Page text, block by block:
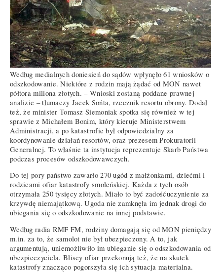
Według medialnych doniesień do sądów wpłynęło 61 wniosków o
odszkodowanie. Niektóre z rodzin mają żądać od MON nawet
półtora miliona złotych. – Wnioski zostaną poddane prawnej
analizie – tłumaczy Jacek Sońta, rzecznik resortu obrony. Dodał
też, że minister Tomasz Siemoniak spotka się również w tej
sprawie z Michałem Bonim, który kieruje Ministerstwem
Administracji, a po katastrofie był odpowiedzialny za
koordynowanie działań resortów, oraz prezesem Prokuratorii
Generalnej. To właśnie ta instytucja reprezentuje Skarb Państwa
podczas procesów odszkodowawczych.
Do tej pory państwo zawarło 270 ugód z małżonkami, dziećmi i
rodzicami ofiar katastrofy smoleńskiej. Każda z tych osób
otrzymała 250 tysięcy złotych. Miało to być zadośćuczynienie za
krzywdę niemajątkową. Ugoda nie zamknęła im jednak drogi do
ubiegania się o odszkodowanie na innej podstawie.
Według radia RMF FM, rodziny domagają się od MON pieniędzy
m.in. za to, że samolot nie był ubezpieczony. A to, jak
argumentują, uniemożliwiło im ubieganie się o odszkodowania od
ubezpieczyciela. Bliscy ofiar przekonują też, że na skutek
katastrofy znacząco pogorszyła się ich sytuacja materialna.